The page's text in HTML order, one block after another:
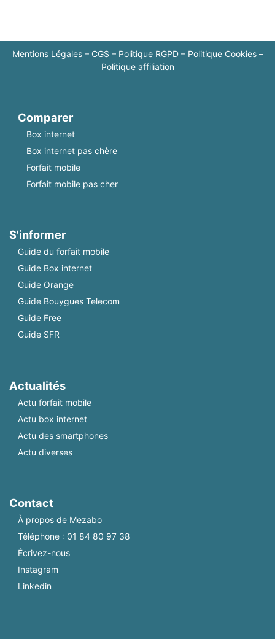
Mentions Légales– CGS – Politique RGPD– Politique Cookies–
Politique affiliation
Comparer
Box internet
Box internet pas chère
Forfait mobile
Forfait mobile pas cher
S'informer
Guide du forfait mobile
Guide Box internet
Guide Orange
Guide Bouygues Telecom
Guide Free
Guide SFR
Actualités
Actu forfait mobile
Actu box internet
Actu des smartphones
Actu diverses
Contact
À propos de Mezabo
Téléphone : 01 84 80 97 38
Écrivez-nous
Instagram
Linkedin